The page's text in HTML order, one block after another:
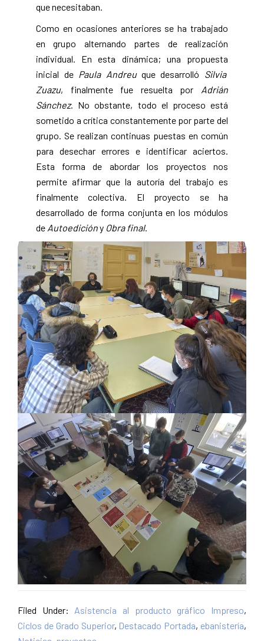
que necesitaban.
Como en ocasiones anteriores se ha trabajado
en grupo alternando partes de realización
individual. En esta dinámica; una propuesta
inicial dePaula Andreuque desarrolló Silvia
Zuazu, finalmente fue resuelta por Adrián
Sánchez. No obstante, todo el proceso está
sometido a crítica constantemente por parte del
grupo. Se realizan continuas puestas en común
para desechar errores e identificar aciertos.
Esta forma de abordar los proyectos nos
permite afirmar que la autoría del trabajo es
finalmente colectiva. El proyecto se ha
desarrollado de forma conjunta en los módulos
de Autoedicióny Obra final.
Filed Under: Asistencia al producto gráfico Impreso,
Ciclos de Grado Superior, Destacado Portada, ebanistería,